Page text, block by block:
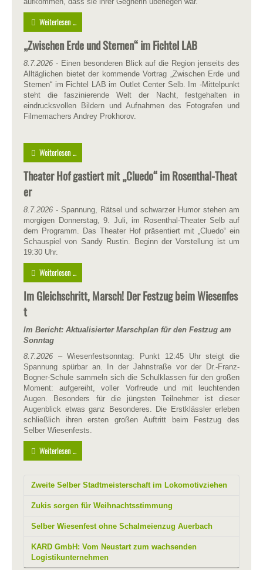
Weiterlesen ...
„Zwischen Erde und Sternen“ im Fichtel LAB
8.7.2026 - Einen besonderen Blick auf die Region jenseits des
Alltäglichen bietet der kommende Vortrag „Zwischen Erde und
Sternen“ im Fichtel LAB im Outlet Center Selb. Im -Mittelpunkt
steht die faszinierende Welt der Nacht, festgehalten in
eindrucksvollen Bildern und Aufnahmen des Fotografen und
Filmemachers Andrey Prokhorov.
Weiterlesen ...
Theater Hof gastiert mit „Cluedo“ im Rosenthal-Theat
er
8.7.2026 - Spannung, Rätsel und schwarzer Humor stehen am
morgigen Donnerstag, 9. Juli, im Rosenthal-Theater Selb auf
dem Programm. Das Theater Hof präsentiert mit „Cluedo“ ein
Schauspiel von Sandy Rustin. Beginn der Vorstellung ist um
19:30 Uhr.
Weiterlesen ...
Im Gleichschritt, Marsch! Der Festzug beim Wiesenfes
t
Im Bericht: Aktualisierter Marschplan für den Festzug am
Sonntag
8.7.2026 – Wiesenfestsonntag: Punkt 12:45 Uhr steigt die
Spannung spürbar an. In der Jahnstraße vor der Dr.-Franz-
Bogner-Schule sammeln sich die Schulklassen für den großen
Moment: aufgereiht, voller Vorfreude und mit leuchtenden
Augen. Besonders für die jüngsten Teilnehmer ist dieser
Augenblick etwas ganz Besonderes. Die Erstklässler erleben
schließlich ihren ersten großen Auftritt beim Festzug des
Selber Wiesenfests.
Weiterlesen ...
Zweite Selber Stadtmeisterschaft im Lokomotivziehen
Zukis sorgen für Weihnachtsstimmung
Selber Wiesenfest ohne Schalmeienzug Auerbach
KARD GmbH: Vom Neustart zum wachsenden
Logistikunternehmen